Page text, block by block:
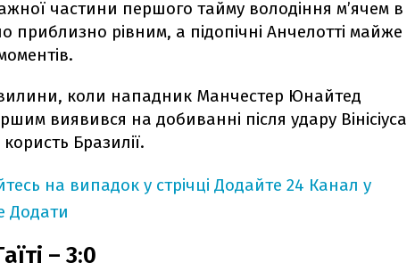
частини першого тайму володіння м’ячем в
приблизно рівним, а підопічні Анчелотті майже
коли нападник Манчестер Юнайтед
виявився на добиванні після удару Вінісіуса
Бразилії.
на випадок у стрічці Додайте 24 Канал у
Додати
– 3:0